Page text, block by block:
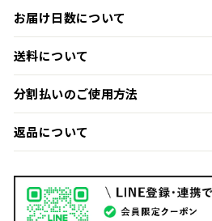
お届け日数について
送料について
分割払いのご使用方法
返品について